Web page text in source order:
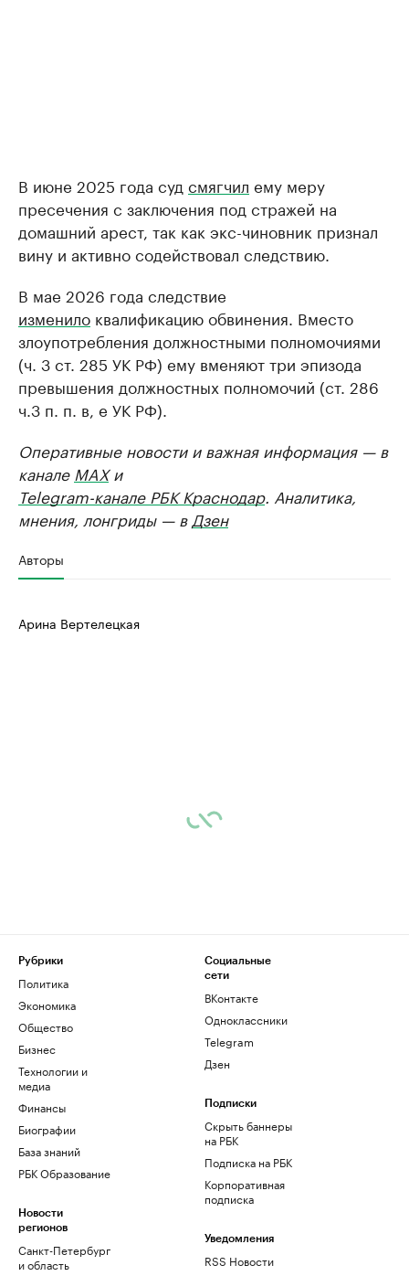
В июне 2025 года суд смягчил ему меру
пресечения с заключения под стражей на
домашний арест, так как экс-чиновник признал
вину и активно содействовал следствию.
В мае 2026 года следствие
изменило квалификацию обвинения. Вместо
злоупотребления должностными полномочиями
(ч. 3 ст. 285 УК РФ) ему вменяют три эпизода
превышения должностных полномочий (ст. 286
ч.3 п. п. в, е УК РФ).
Оперативные новости и важная информация — в
канале MAXи
Telegram-канале РБК Краснодар. Аналитика,
мнения, лонгриды — в Дзен
Авторы
Арина Вертелецкая
Рубрики
Политика
Экономика
Общество
Бизнес
Технологии и
медиа
Финансы
Биографии
База знаний
РБК Образование
Новости
регионов
Санкт-Петербург
и область
Социальные
сети
ВКонтакте
Одноклассники
Telegram
Дзен
Подписки
Скрыть баннеры
на РБК
Подписка на РБК
Корпоративная
подписка
Уведомления
RSS Новости